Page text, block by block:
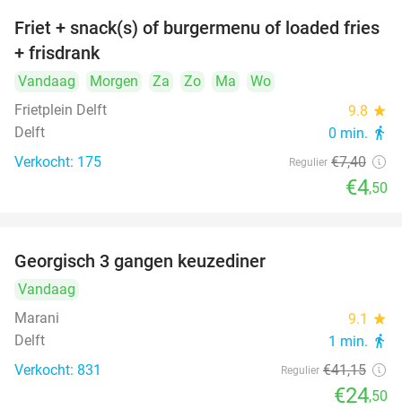
39%
Friet + snack(s) of burgermenu of loaded fries
+ frisdrank
Vandaag Morgen Za Zo Ma
Wo
Frietplein Delft
9.8 star
Delft 0 min. directions_walk
Verkocht: 175 Regulier €7,40
€4,50
Georgisch 3 gangen keuzediner
Vandaag
Marani
9.1 star
Delft 1 min. directions_walk
Verkocht: 831 Regulier €41,15
€24,50